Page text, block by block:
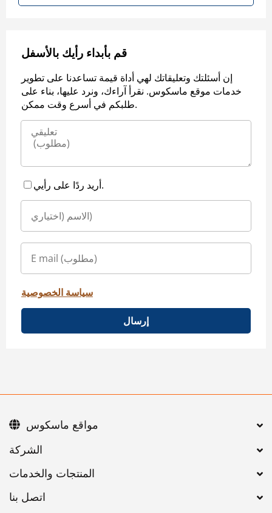
قم بأبداء رأيك بالأسفل
إن أسئلتك وتعليقاتك لهي أداة قيمة تساعدنا على تطوير
خدمات موقع ماسكوس. نقرأ آراءك، ونرد عليها، بناء على
طلبكم في أسرع وقت ممكن.
أريد ردًا على رأيي.
سياسة الخصوصية
إرسال
اتصل بنا
مواقع ماسكوس